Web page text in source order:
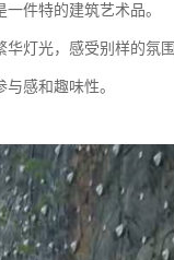
件特的建筑艺术品。
灯光，感受别样的氛围
感和趣味性。